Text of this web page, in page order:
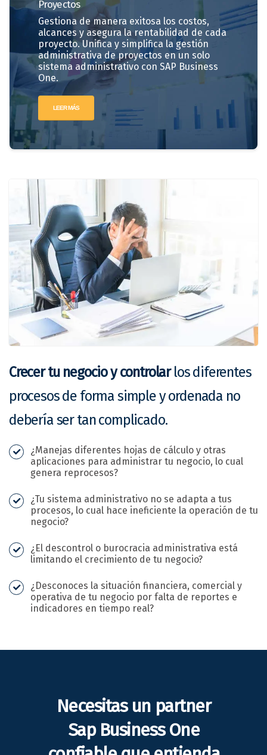
Proyectos
Gestiona de manera exitosa los costos,
alcances y asegura la rentabilidad de cada
proyecto. Unifica y simplifica la gestión
administrativa de proyectos en un solo
sistema administrativo con SAP Business
One.
LEER MÁS
Crecer tu negocio y controlarlos diferentes
procesos de forma simple y ordenada no
debería ser tan complicado.
¿Manejas diferentes hojas de cálculo y otras
aplicaciones para administrar tu negocio, lo cual
genera reprocesos?
¿Tu sistema administrativo no se adapta a tus
procesos, lo cual hace ineficiente la operación de tu
negocio?
¿El descontrol o burocracia administrativa está
limitando el crecimiento de tu negocio?
¿Desconoces la situación financiera, comercial y
operativa de tu negocio por falta de reportes e
indicadores en tiempo real?
Necesitas un partner
Sap Business One